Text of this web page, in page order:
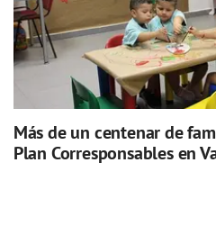
Más de un centenar de
Plan Corresponsables en